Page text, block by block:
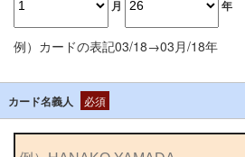
月 年
例）カードの表記03/18→03月/18年
カード名義人 必須